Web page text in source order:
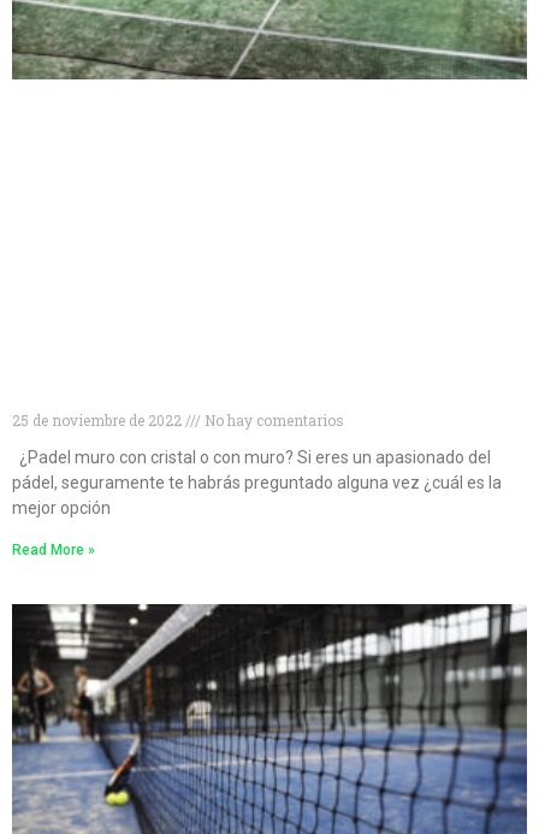
25 de noviembre de 2022
No hay comentarios
¿Padel muro con cristal o con muro? Si eres un apasionado del
pádel, seguramente te habrás preguntado alguna vez ¿cuál es la
mejor opción
Read More »